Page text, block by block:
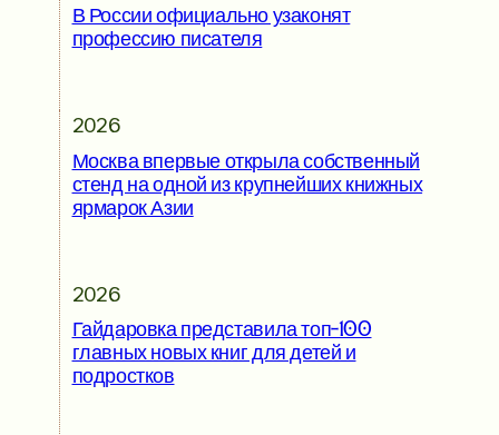
В России официально узаконят
профессию писателя
2026
Москва впервые открыла собственный
стенд на одной из крупнейших книжных
ярмарок Азии
2026
Гайдаровка представила топ-100
главных новых книг для детей и
подростков